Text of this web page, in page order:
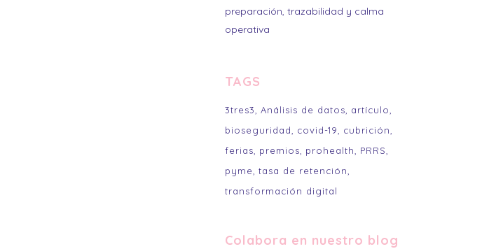
preparación, trazabilidad y calma
operativa
TAGS
3tres3 Análisis de datos
artículo
bioseguridad
covid-19
cubrición
ferias
premios prohealth
PRRS
pyme
tasa de retención
transformación digital
Colabora en nuestro blog